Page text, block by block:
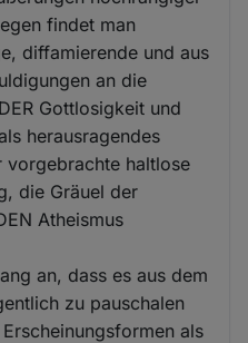
findet man
diffamierende und aus
an die
Gottlosigkeit und
herausragendes
vorgebrachte haltlose
die Gräuel der
Atheismus
an, dass es aus dem
zu pauschalen
als